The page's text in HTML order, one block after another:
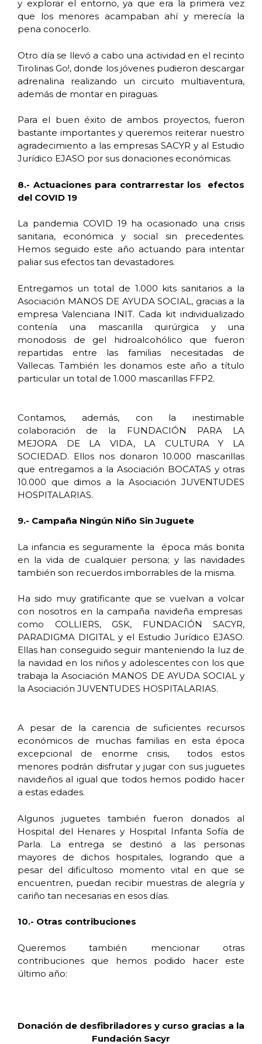
y explorar el entorno, ya que era la primera vez
que los menores acampaban ahí y merecía la
pena conocerlo.
Otro día se llevó a cabo una actividad en el recinto
Tirolinas Go!, donde los jóvenes pudieron descargar
adrenalina realizando un circuito multiaventura,
además de montar en piraguas.
Para el buen éxito de ambos proyectos, fueron
bastante importantes y queremos reiterar nuestro
agradecimiento a las empresas SACYR y al Estudio
Jurídico EJASO por sus donaciones económicas.
8.- Actuaciones para contrarrestar los efectos
del COVID 19
La pandemia COVID 19 ha ocasionado una crisis
sanitaria, económica y social sin precedentes.
Hemos seguido este año actuando para intentar
paliar sus efectos tan devastadores.
Entregamos un total de 1.000 kits sanitarios a la
Asociación MANOS DE AYUDA SOCIAL, gracias a la
empresa Valenciana INIT. Cada kit individualizado
contenía una mascarilla quirúrgica y una
monodosis de gel hidroalcohólico que fueron
repartidas entre las familias necesitadas de
Vallecas. También les donamos este año a título
particular un total de 1.000 mascarillas FFP2.
Contamos, además, con la inestimable
colaboración de la FUNDACIÓN PARA LA
MEJORA DE LA VIDA, LA CULTURA Y LA
SOCIEDAD. Ellos nos donaron 10.000 mascarillas
que entregamos a la Asociación BOCATAS y otras
10.000 que dimos a la Asociación JUVENTUDES
HOSPITALARIAS.
9.- Campaña Ningún Niño Sin Juguete
La infancia es seguramente la época más bonita
en la vida de cualquier persona; y las navidades
también son recuerdos imborrables de la misma.
Ha sido muy gratificante que se vuelvan a volcar
con nosotros en la campaña navideña empresas
como COLLIERS, GSK, FUNDACIÓN SACYR,
PARADIGMA DIGITAL y el Estudio Jurídico EJASO.
Ellas han conseguido seguir manteniendo la luz de
la navidad en los niños y adolescentes con los que
trabaja la Asociación MANOS DE AYUDA SOCIAL y
la Asociación JUVENTUDES HOSPITALARIAS.
A pesar de la carencia de suficientes recursos
económicos de muchas familias en esta época
excepcional de enorme crisis, todos estos
menores podrán disfrutar y jugar con sus juguetes
navideños al igual que todos hemos podido hacer
a estas edades.
Algunos juguetes también fueron donados al
Hospital del Henares y Hospital Infanta Sofía de
Parla. La entrega se destinó a las personas
mayores de dichos hospitales, logrando que a
pesar del dificultoso momento vital en que se
encuentren, puedan recibir muestras de alegría y
cariño tan necesarias en esos días.
10.- Otras contribuciones
Queremos también mencionar otras
contribuciones que hemos podido hacer este
último año:
Donación de desfibriladores y curso gracias a la
Fundación Sacyr